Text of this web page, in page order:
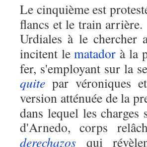
Le cinquième est
flancs et le train
Urdiales à le chercher
incitent lematador à la
fer, s'employant sur la
quite par véroniques
version atténuée de la
dans lequel les
d'Arnedo, corps
derechazos qui